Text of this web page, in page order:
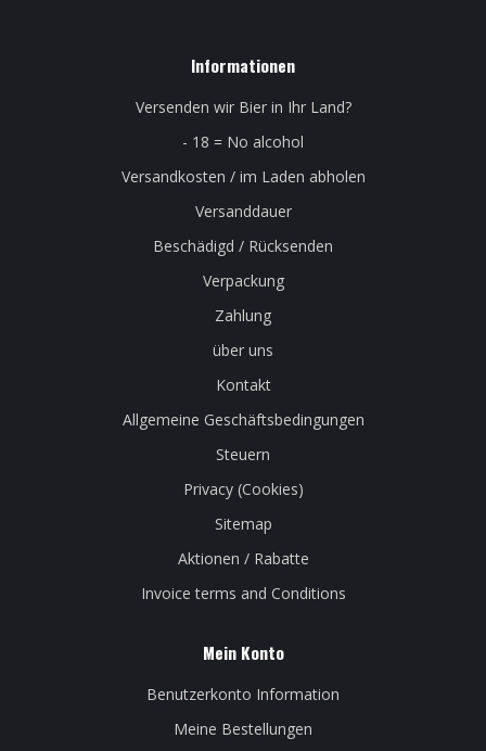
Informationen
Versenden wir Bier in Ihr Land?
- 18 = No alcohol
Versandkosten / im Laden abholen
Versanddauer
Beschädigd / Rücksenden
Verpackung
Zahlung
über uns
Kontakt
Allgemeine Geschäftsbedingungen
Steuern
Privacy (Cookies)
Sitemap
Aktionen / Rabatte
Invoice terms and Conditions
Mein Konto
Benutzerkonto Information
Meine Bestellungen